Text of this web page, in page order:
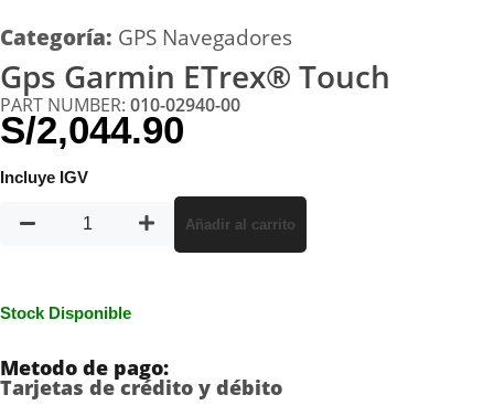
Categoría: GPS Navegadores
Gps Garmin ETrex® Touch
PART NUMBER: 010-02940-00
S/2,044.90
Incluye IGV
Añadir al carrito
Stock Disponible
Metodo de pago:
Tarjetas de crédito y débito